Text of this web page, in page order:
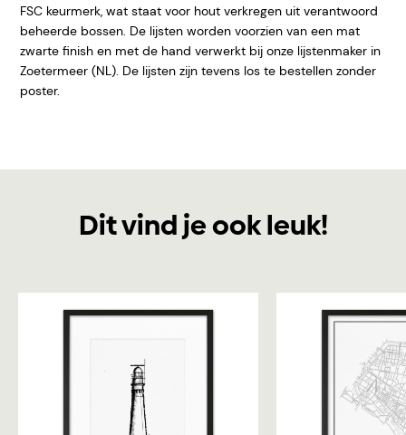
FSC keurmerk, wat staat voor hout verkregen uit verantwoord
beheerde bossen. De lijsten worden voorzien van een mat
zwarte finish en met de hand verwerkt bij onze lijstenmaker in
Zoetermeer (NL). De lijsten zijn tevens los te bestellen zonder
poster.
Dit vind je ook leuk!